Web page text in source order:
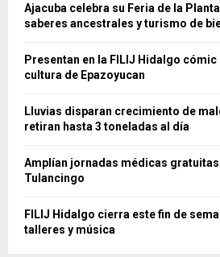
Ajacuba celebra su Feria de la
saberes ancestrales y turismo de
Presentan en la FILIJ Hidalgo
cultura de Epazoyucan
Lluvias disparan crecimiento de
retiran hasta 3 toneladas al día
Amplían jornadas médicas
Tulancingo
FILIJ Hidalgo cierra este fin de
talleres y música